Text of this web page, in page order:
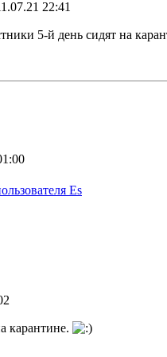
22:41
5-й день сидят на
Es
карантине.